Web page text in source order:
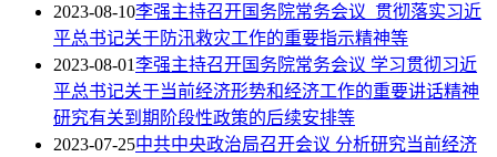
2023-08-10李强主持召开国务院常务会议 贯彻落实习近
平总书记关于防汛救灾工作的重要指示精神等
2023-08-01李强主持召开国务院常务会议 学习贯彻习近
平总书记关于当前经济形势和经济工作的重要讲话精神
研究有关到期阶段性政策的后续安排等
2023-07-25中共中央政治局召开会议 分析研究当前经济